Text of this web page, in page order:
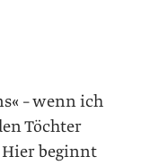
– wenn ich
Töchter
beginnt